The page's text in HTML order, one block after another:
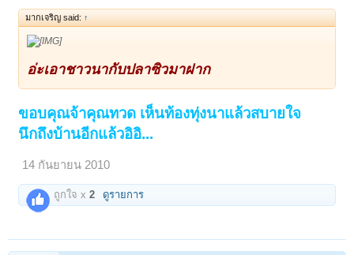
มากเจริญ said: ↑
อ่ะเอาชาวนากับปลาซิวมาฝาก
ขอบคุณจ้าคุณทวด เห็นท้องทุ่งนาแล้วสบายใจ
นึกถึงบ้านอีกแล้วอิอิ...
14 กันยายน 2010
ถูกใจ x2 ดูรายการ